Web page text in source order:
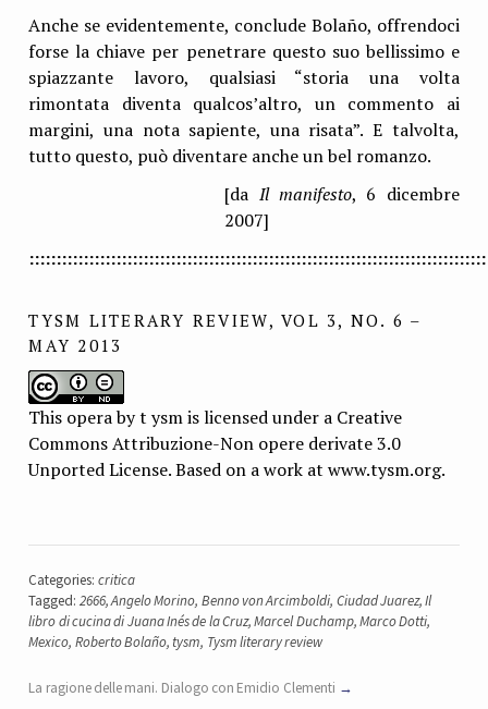
Anche se evidentemente, conclude Bolaño, offrendoci
forse la chiave per penetrare questo suo bellissimo e
spiazzante lavoro, qualsiasi “storia una volta
rimontata diventa qualcos’altro, un commento ai
margini, una nota sapiente, una risata”. E talvolta,
tutto questo, può diventare anche un bel romanzo.
[da Il manifesto, 6 dicembre
2007]
TYSM LITERARY REVIEW, VOL 3, NO. 6 –
MAY 2013
This opera by t ysm is licensed under a Creative
Commons Attribuzione-Non opere derivate 3.0
Unported License. Based on a work at www.tysm.org.
Categories: critica
Tagged: 2666,Angelo Morino, Benno von Arcimboldi, Ciudad Juarez,Il
libro di cucina di Juana Inés de la Cruz,Marcel Duchamp,Marco Dotti,
Mexico, Roberto Bolaño, tysm, Tysm literary review
La ragione delle mani. Dialogo con Emidio Clementi